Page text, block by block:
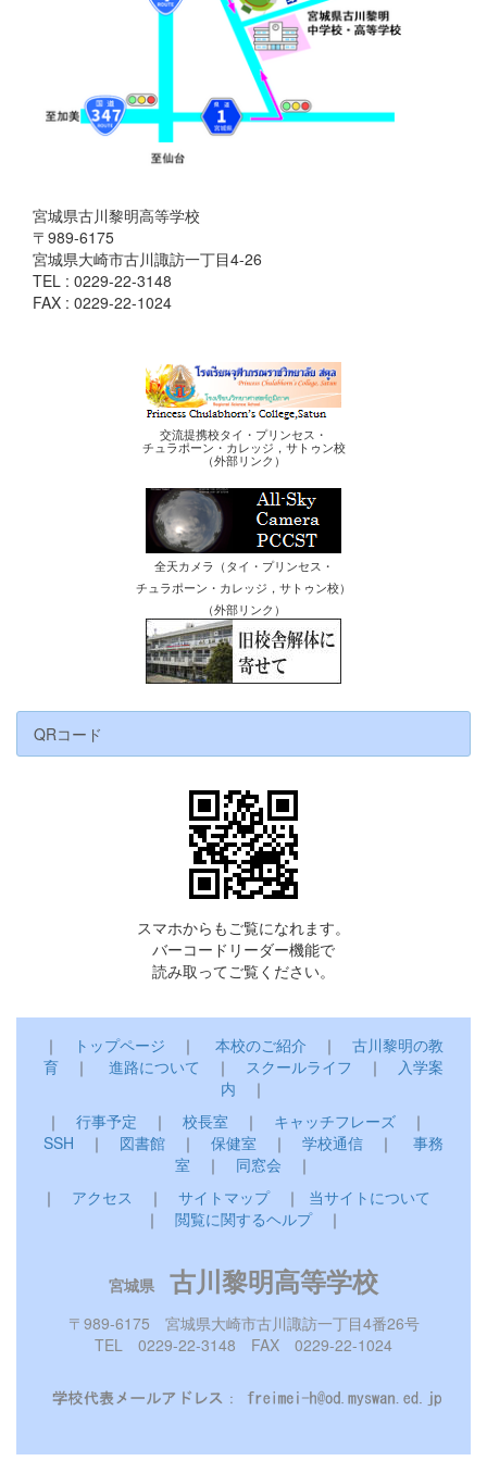
宮城県古川黎明高等学校
〒989-6175
宮城県大崎市古川諏訪一丁目4-26
TEL : 0229-22-3148
FAX : 0229-22-1024
交流提携校タイ・プリンセス・
チュラポーン・カレッジ，サトゥン校
（外部リンク）
全天カメラ（タイ・プリンセス・
チュラポーン・カレッジ，サトゥン校）
（外部リンク）
QRコード
スマホからもご覧になれます。
バーコードリーダー機能で
読み取ってご覧ください。
｜ トップページ ｜ 本校のご紹介 ｜ 古川黎明の教
育 ｜ 進路について ｜ スクールライフ ｜
入学案
内 ｜
｜ 行事予定 ｜ 校長室 ｜ キャッチフレーズ ｜
SSH ｜ 図書館 ｜ 保健室 ｜ 学校通信 ｜ 事務
室 ｜ 同窓会 ｜
｜ アクセス ｜ サイトマップ｜ 当サイトについて
｜ 閲覧に関するヘルプ｜
宮城県 古川黎明高等学校
〒989-6175 宮城県大崎市古川諏訪一丁目4番26号
TEL 0229-22-3148 FAX 0229-22-1024